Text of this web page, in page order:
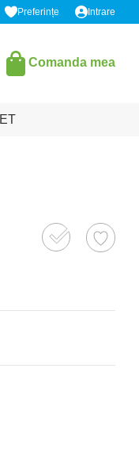
Preferințe Intrare
Comanda mea